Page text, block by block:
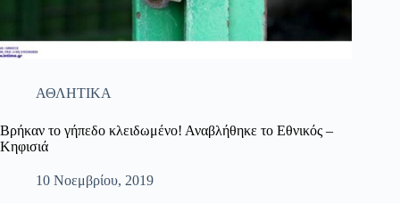
ΑΘΛΗΤΙΚΑ
Βρήκαν το γήπεδο κλειδωμένο! Αναβλήθηκε το Εθνικός –
Κηφισιά
10 Νοεμβρίου, 2019